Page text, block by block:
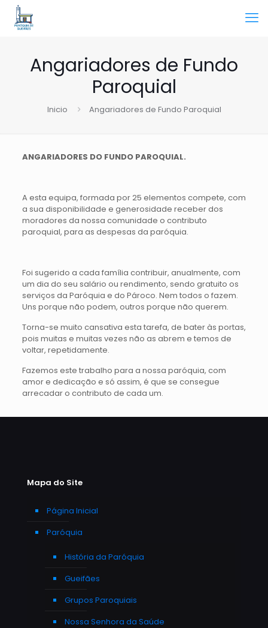
Angariadores de Fundo
Paroquial
Inicio Angariadores de Fundo Paroquial
ANGARIADORES DO FUNDO PAROQUIAL.
A esta equipa, formada por 25 elementos compete, com
a sua disponibilidade e generosidade receber dos
moradores da nossa comunidade o contributo
paroquial, para as despesas da paróquia.
Foi sugerido a cada família contribuir, anualmente, com
um dia do seu salário ou rendimento, sendo gratuito os
serviços da Paróquia e do Pároco. Nem todos o fazem.
Uns porque não podem, outros porque não querem.
Torna-se muito cansativa esta tarefa, de bater às portas,
pois muitas e muitas vezes não as abrem e temos de
voltar, repetidamente.
Fazemos este trabalho para a nossa paróquia, com
amor e dedicação e só assim, é que se consegue
arrecadar o contributo de cada um.
Mapa do Site
Página Inicial
Paróquia
História da Paróquia
Gueifães
Grupos Paroquiais
Nossa Senhora da Saúde